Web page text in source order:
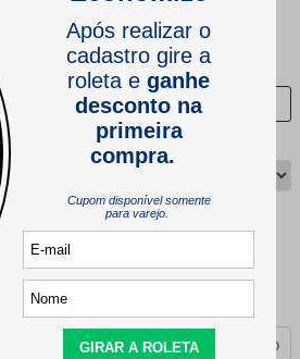
QUERO AVALIAR
verificado
0